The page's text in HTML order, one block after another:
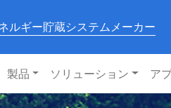
ルギー貯蔵システムメーカー
製品 ソリューション ア